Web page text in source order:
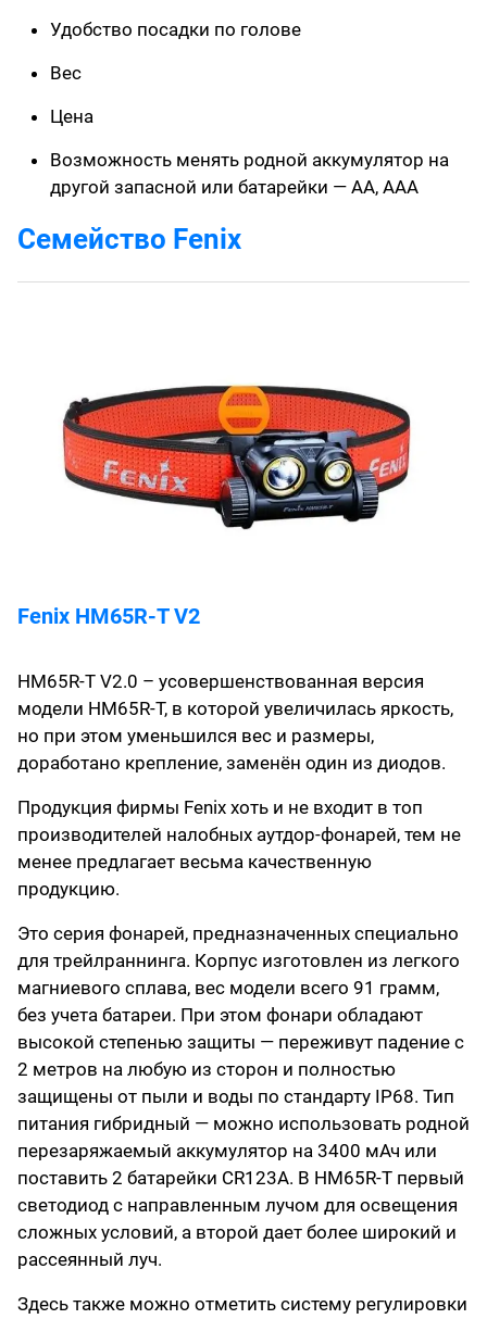
Удобство посадки по голове
Вес
Цена
Возможность менять родной аккумулятор на
другой запасной или батарейки — АА, ААА
Семейство Fenix
Fenix HM65R-T V2
HM65R-T V2.0 – усовершенствованная версия
модели HM65R-T, в которой увеличилась яркость,
но при этом уменьшился вес и размеры,
доработано крепление, заменён один из диодов.
Продукция фирмы Fenix хоть и не входит в топ
производителей налобных аутдор-фонарей, тем не
менее предлагает весьма качественную
продукцию.
Это серия фонарей, предназначенных специально
для трейлраннинга. Корпус изготовлен из легкого
магниевого сплава, вес модели всего 91 грамм,
без учета батареи. При этом фонари обладают
высокой степенью защиты — переживут падение с
2 метров на любую из сторон и полностью
защищены от пыли и воды по стандарту IP68. Тип
питания гибридный — можно использовать родной
перезаряжаемый аккумулятор на 3400 мАч или
поставить 2 батарейки CR123A. В HM65R-T первый
светодиод с направленным лучом для освещения
сложных условий, а второй дает более широкий и
рассеянный луч.
Здесь также можно отметить систему регулировки